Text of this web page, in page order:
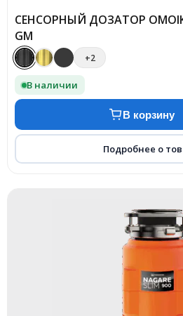
СЕНСОРНЫЙ ДОЗАТОР
GM
+2
В наличии
В корзину
Подробнее о